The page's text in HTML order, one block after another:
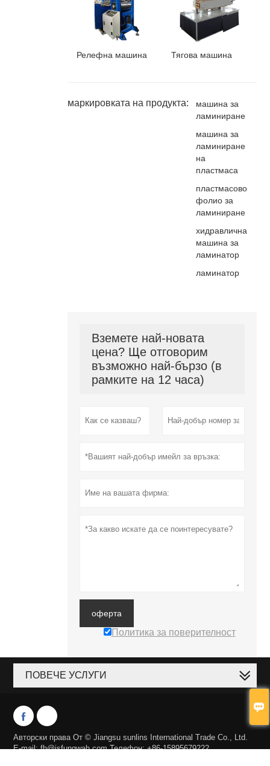

Релефна машина Тягова машина
маркировката на продукта:
машина за
ламиниране
машина за
ламиниране
на
пластмаса
пластмасово
фолио за
ламиниране
хидравлична
машина за
ламинатор
ламинатор
Вземете най-новата
цена? Ще отговорим
възможно най-бързо (в
рамките на 12 часа)
оферта
Политика за поверителност
ПОВЕЧЕ УСЛУГИ

Авторски права От © Jiangsu sunlins International Trade Co., Ltd.
E-mail: fh@jsfungwah.com Телефон: +86-15895679222